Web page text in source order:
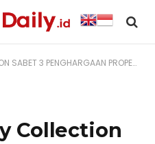
PROPERTYGURU INDONESIA AWARD 2023
Collection